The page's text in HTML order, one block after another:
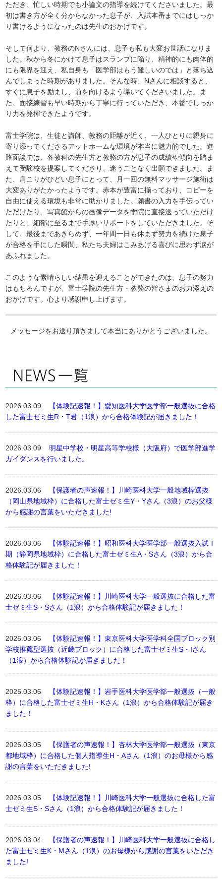
ただき、忙しい時期でも小論文の指導を続けてくださいました。最
初は書き方が全く分からなかった息子が、入試本番までにはしっか
り書けるようになったのは先生のおかげです。
そして何より、教務のNさんには、息子も私も大変お世話になりま
した。秋から冬にかけて息子はスランプに陥り、精神的にも肉体的
にも限界を迎え、私自身も「医学部はもう難しいのでは」と落ち込
んでしまった時期がありました。そんな時、Nさんに相談すると、
すぐに息子を励まし、前を向けるよう導いてくださいました。ま
た、面接練習も早い時期から丁寧に行っていただき、本番でしっか
り力を発揮できたようです。
富士学院は、生徒と講師、教務の距離が近く、一人ひとりに親身に
寄り添ってくださるアットホームな環境が本当に魅力的でした。進
路面談では、各教科の先生方と教務の方が息子の成績や傾向を踏ま
えて受験校を提案してくださり、迷うことなく出願できました。ま
た、肩こりがひどい息子にとって、月一回の無料マッサージ施術は
大変ありがたかったようです。赤本が豊富に揃っており、コピーを
自由に使える環境も非常に助かりました。願書の入力を手伝ってい
ただけたり、写真館からの画像データを学院に直接送っていただけ
たりと、細部に至るまで手厚いサポートをしていただきました。そ
して、最後まであきらめず、一年間一日も休まず努力を続けた息子
が合格を手にした瞬間、私たち夫婦はこみあげる喜びに思わず涙が
あふれました。
このような素晴らしい結果を迎えることができたのは、息子の努力
はもちろんですが、富士学院の先生方・教務の皆さまのお力添えの
おかげです。心より感謝申し上げます。
メッセージをお送り頂きまして本当にありがとうございました。
2026.03.09
【体験記速報！】愛知医科大学医学部一般選抜に合格
した富士ゼミ生R・T君（1浪）から合格体験記が届きました！
2026.03.09 明星中学校・明星高等学校様（大阪府）で医学部進学
ガイダンスを行いました。
2026.03.06
【保護者の声速報！】川崎医科大学一般地域枠選抜
（岡山県地域枠）に合格した富士ゼミ生Y・Yさん（3浪）のお父様
から感謝の言葉をいただきました!
2026.03.06
【体験記速報！】昭和医科大学医学部一般選抜入試Ⅰ
期（静岡県地域枠）に合格した富士ゼミ生A・Sさん（3浪）から合
格体験記が届きました！
2026.03.06
【体験記速報！】川崎医科大学一般選抜に合格した富
士ゼミ生S・Sさん（1浪）から合格体験記が届きました！
2026.03.06
【体験記速報！】東京医科大学医学科全国ブロック別
学校推薦型選抜（近畿ブロック）に合格した富士ゼミ生S・Iさん
（1浪）から合格体験記が届きました！
2026.03.06
【体験記速報！】岩手医科大学医学部一般選抜（一般
枠）に合格した富士ゼミ生H・Kさん（1浪）から合格体験記が届き
ました！
2026.03.05
【保護者の声速報！】杏林大学医学部一般選抜（東京
都地域枠）に合格した個人指導生H・Aさん（1浪）のお母様から感
謝の言葉をいただきました!
2026.03.05
【体験記速報！】川崎医科大学一般選抜に合格した富
士ゼミ生S・Sさん（1浪）から合格体験記が届きました！
2026.03.04
【保護者の声速報！】川崎医科大学一般選抜に合格し
た富士ゼミ生K・Mさん（1浪）のお母様から感謝の言葉をいただき
ました!